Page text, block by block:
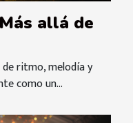
allá de
ritmo, melodía y
como un...